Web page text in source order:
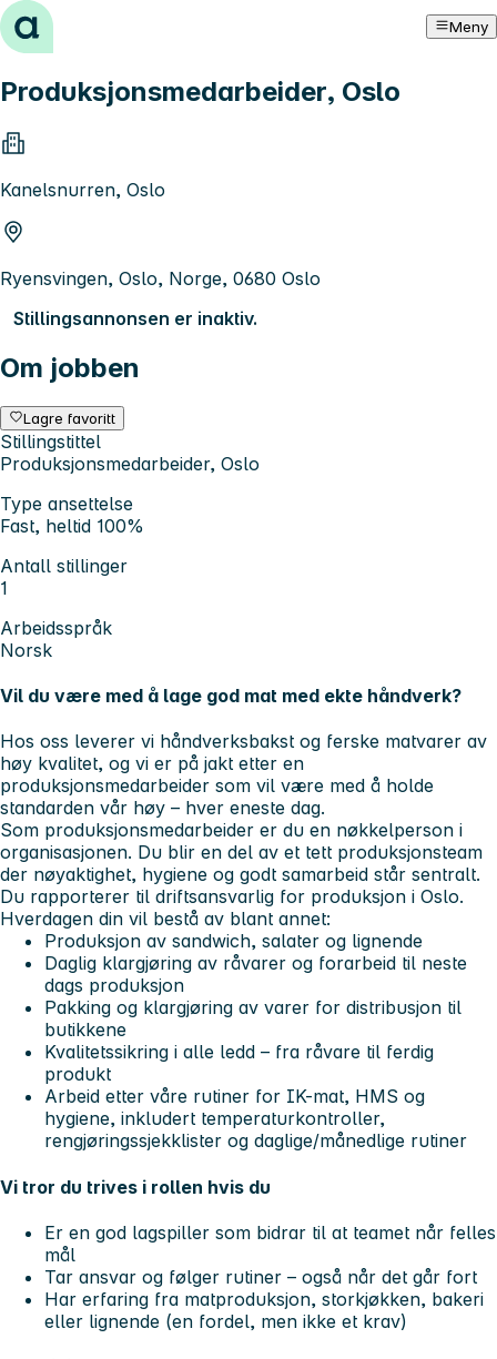
Hopp til innhold Meny
Produksjonsmedarbeider, Oslo
Kanelsnurren, Oslo
Ryensvingen, Oslo, Norge, 0680 Oslo
Stillingsannonsen er inaktiv.
Om jobben
Lagre favoritt
Stillingstittel
Produksjonsmedarbeider, Oslo
Type ansettelse
Fast, heltid 100%
Antall stillinger
1
Arbeidsspråk
Norsk
Vil du være med å lage god mat med ekte håndverk?
Hos oss leverer vi håndverksbakst og ferske matvarer av
høy kvalitet, og vi er på jakt etter en
produksjonsmedarbeider som vil være med å holde
standarden vår høy – hver eneste dag.
Som produksjonsmedarbeider er du en nøkkelperson i
organisasjonen. Du blir en del av et tett produksjonsteam
der nøyaktighet, hygiene og godt samarbeid står sentralt.
Du rapporterer til driftsansvarlig for produksjon i Oslo.
Hverdagen din vil bestå av blant annet:
Produksjon av sandwich, salater og lignende
Daglig klargjøring av råvarer og forarbeid til neste
dags produksjon
Pakking og klargjøring av varer for distribusjon til
butikkene
Kvalitetssikring i alle ledd – fra råvare til ferdig
produkt
Arbeid etter våre rutiner for IK-mat, HMS og
hygiene, inkludert temperaturkontroller,
rengjøringssjekklister og daglige/månedlige rutiner
Vi tror du trives i rollen hvis du
Er en god lagspiller som bidrar til at teamet når felles
mål
Tar ansvar og følger rutiner – også når det går fort
Har erfaring fra matproduksjon, storkjøkken, bakeri
eller lignende (en fordel, men ikke et krav)